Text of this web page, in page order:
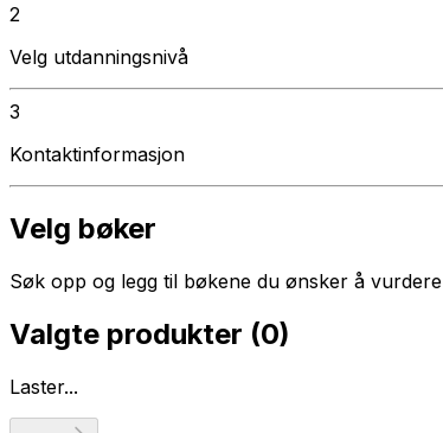
2
Velg utdanningsnivå
3
Kontaktinformasjon
Velg bøker
Søk opp og legg til bøkene du ønsker å vurdere
Valgte produkter (0)
Laster...